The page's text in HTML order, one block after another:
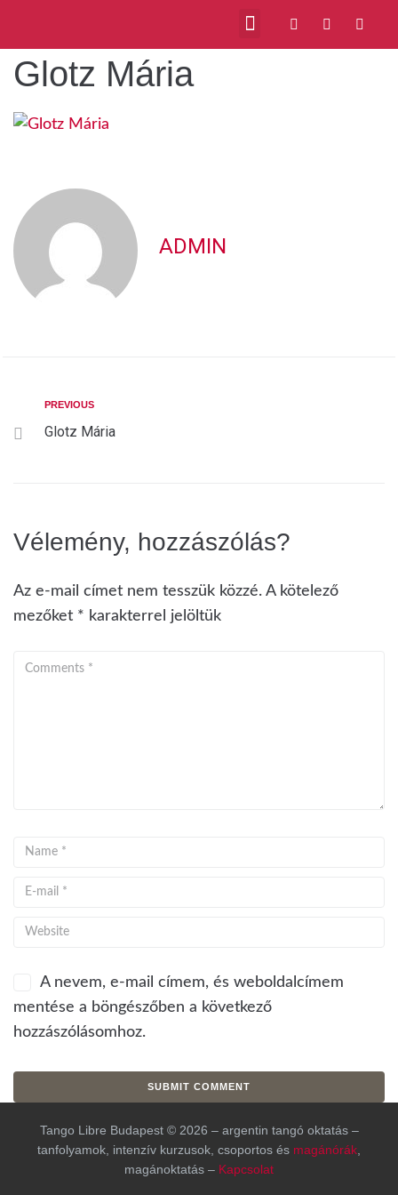
Glotz Mária
ADMIN
PREVIOUS
Glotz Mária
Vélemény, hozzászólás?
Az e-mail címet nem tesszük közzé. A kötelező
mezőket * karakterrel jelöltük
A nevem, e-mail címem, és weboldalcímem
mentése a böngészőben a következő
hozzászólásomhoz.
Tango Libre Budapest © 2026 – argentin tangó oktatás –
tanfolyamok, intenzív kurzusok, csoportos és magánórák
magánoktatás – Kapcsolat